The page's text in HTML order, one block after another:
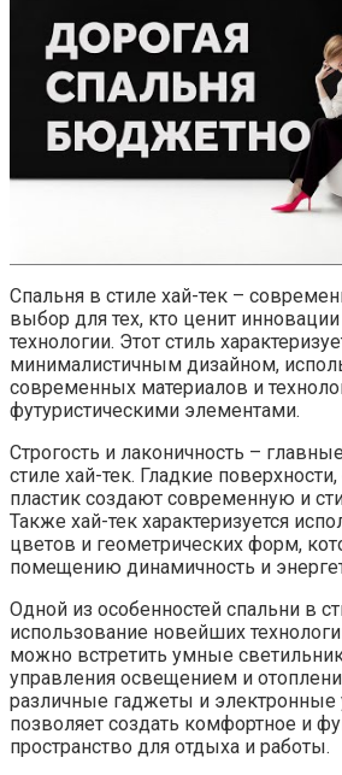
Спальня в стиле хай-тек –
выбор для тех, кто ценит
технологии. Этот стиль
минималистичным дизайном,
современных материалов и
футуристическими элементами.
Строгость и лаконичность –
стиле хай-тек. Гладкие
пластик создают современную и
Также хай-тек характеризуется
цветов и геометрических форм,
помещению динамичность и
Одной из особенностей спальни в
использование новейших
можно встретить умные
управления освещением и
различные гаджеты и электронные
позволяет создать комфортное и
пространство для отдыха и работы.